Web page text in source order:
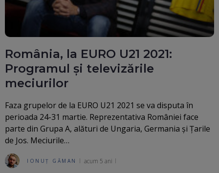
România, la EURO U21 2021:
Programul și televizările
meciurilor
Faza grupelor de la EURO U21 2021 se va disputa în
perioada 24-31 martie. Reprezentativa României face
parte din Grupa A, alături de Ungaria, Germania și Țarile
de Jos. Meciurile…
IONUȚ GĂMAN acum 5 ani